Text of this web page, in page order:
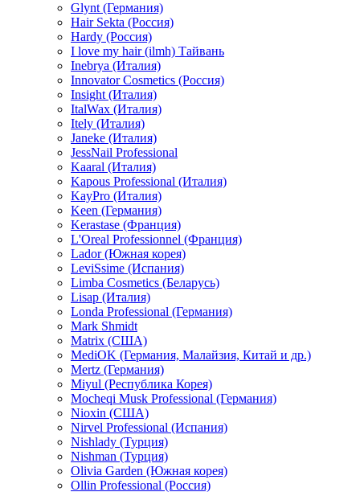
Glynt (Германия)
Hair Sekta (Россия)
Hardy (Россия)
I love my hair (ilmh) Тайвань
Inebrya (Италия)
Innovator Cosmetics (Россия)
Insight (Италия)
ItalWax (Италия)
Itely (Италия)
Janeke (Италия)
JessNail Professional
Kaaral (Италия)
Kapous Professional (Италия)
KayPro (Италия)
Keen (Германия)
Kerastase (Франция)
L'Oreal Professionnel (Франция)
Lador (Южная корея)
LeviSsime (Испания)
Limba Cosmetics (Беларусь)
Lisap (Италия)
Londa Professional (Германия)
Mark Shmidt
Matrix (США)
MediOK (Германия, Малайзия, Китай и др.)
Mertz (Германия)
Miyul (Республика Корея)
Mocheqi Musk Professional (Германия)
Nioxin (США)
Nirvel Professional (Испания)
Nishlady (Турция)
Nishman (Турция)
Olivia Garden (Южная корея)
Ollin Professional (Россия)